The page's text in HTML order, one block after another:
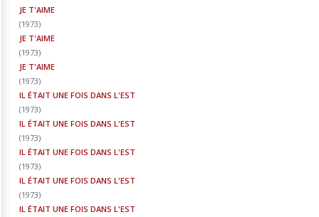
JE T'AIME
(1973)
JE T'AIME
(1973)
JE T'AIME
(1973)
IL ÉTAIT UNE FOIS DANS L'EST
(1973)
IL ÉTAIT UNE FOIS DANS L'EST
(1973)
IL ÉTAIT UNE FOIS DANS L'EST
(1973)
IL ÉTAIT UNE FOIS DANS L'EST
(1973)
IL ÉTAIT UNE FOIS DANS L'EST